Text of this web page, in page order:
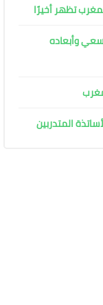
وأبعاده
المتدربين